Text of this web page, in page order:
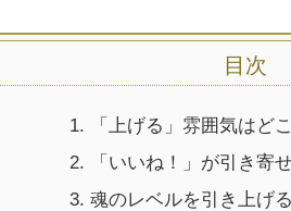
目次
1.
「上げる」雰囲気はど
2.
「いいね！」が引き寄
3. 魂のレベルを引き上げ